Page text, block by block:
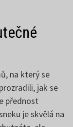
na který se
jak se
přednost
je skvělá na